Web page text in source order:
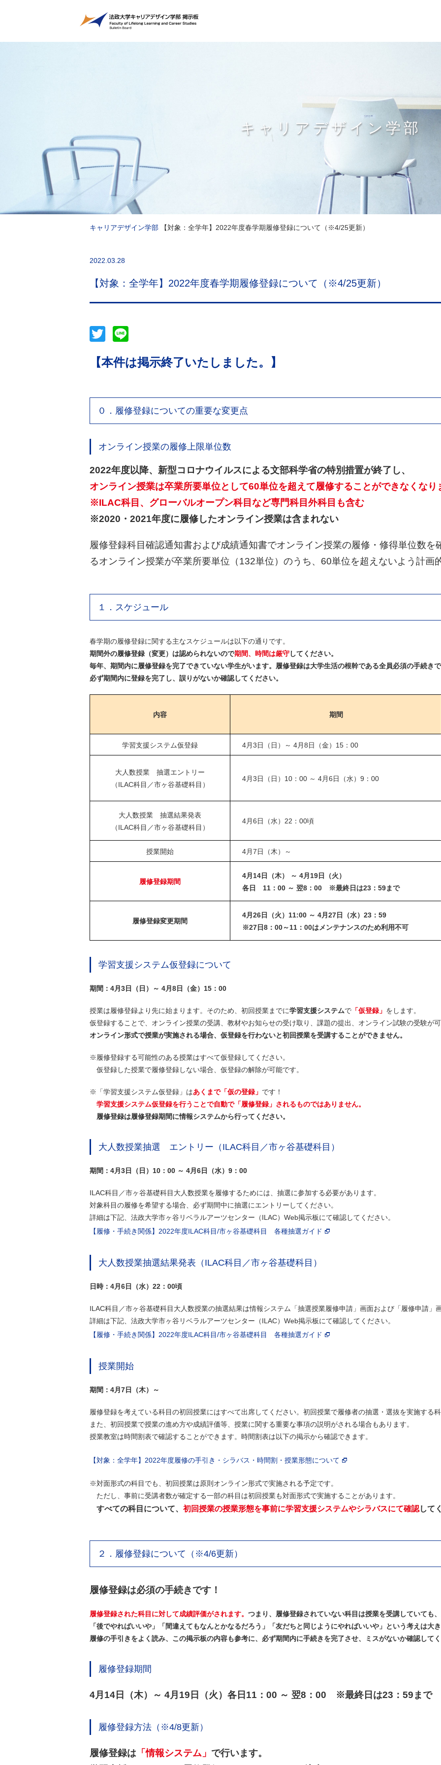
キャリアデザイン学部
キャリアデザイン学部 【対象：全学年】2022年度春学期履修登録について（※4/25更新）
2022.03.28
【対象：全学年】2022年度春学期履修登録について（※4/25更新）
Twitter
【本件は掲示終了いたしました。】
０．履修登録についての重要な変更点
オンライン授業の履修上限単位数
2022年度以降、新型コロナウイルスによる文部科学省の特別措置が終了し、
オンライン授業は卒業所要単位として60単位を超えて履修することができなくなり
※ILAC科目、グローバルオープン科目など専門科目外科目も含む
※2020・2021年度に履修したオンライン授業は含まれない
履修登録科目確認通知書および成績通知書でオンライン授業の履修・修得単位数
るオンライン授業が卒業所要単位（132単位）のうち、60単位を超えないよう計画
１．スケジュール
春学期の履修登録に関する主なスケジュールは以下の通りです。
期間外の履修登録（変更）は認められないので期間、時間は厳守してください。
毎年、期間内に履修登録を完了できていない学生がいます。履修登録は大学生活の根幹である全員必須の手続きで
必ず期間内に登録を完了し、誤りがないか確認してください。
内容 期間
学習支援システム仮登録 4月3日（日）～ 4月8日（金）15：00
大人数授業 抽選エントリー
（ILAC科目／市ヶ谷基礎科目）
4月3日（日）10：00 ～ 4月6日（水）9：00
大人数授業 抽選結果発表
（ILAC科目／市ヶ谷基礎科目）
4月6日（水）22：00頃
授業開始 4月7日（木）～
履修登録期間
4月14日（木） ～ 4月19日（火）
各日 11：00 ～ 翌8：00
※最終日は23：59まで
履修登録変更期間
4月26日（火）11:00 ～ 4月27日（水）23：59
※27日8：00～11：00はメンテナンスのため利用不可
学習支援システム仮登録について
期間：4月3日（日）～ 4月8日（金）15：00
授業は履修登録より先に始まります。そのため、初回授業までに学習支援システムで 「仮登録」 をします。
仮登録することで、オンライン授業の受講、教材やお知らせの受け取り、課題の提出、オンライン試験の受験が可
オンライン形式で授業が実施される場合、仮登録を行わないと初回授業を受講することができません。
※履修登録する可能性のある授業はすべて仮登録してください。
仮登録した授業で履修登録しない場合、仮登録の解除が可能です。
※「学習支援システム仮登録」はあくまで「仮の登録」 です！
学習支援システム仮登録を行うことで自動で「履修登録」されるものではありません。
履修登録は履修登録期間に情報システムから行ってください。
大人数授業抽選 エントリー（ILAC科目／市ヶ谷基礎科目）
期間：4月3日（日）10：00 ～ 4月6日（水）9：00
ILAC科目／市ヶ谷基礎科目大人数授業を履修するためには、抽選に参加する必要があります。
対象科目の履修を希望する場合、必ず期間中に抽選にエントリーしてください。
詳細は下記、法政大学市ヶ谷リベラルアーツセンター（ILAC）Web掲示板にて確認してください。
【履修・手続き関係】2022年度ILAC科目/市ヶ谷基礎科目 各種抽選ガイド
大人数授業抽選結果発表（ILAC科目／市ヶ谷基礎科目）
日時： 4月6日（水）22：00頃
ILAC科目／市ヶ谷基礎科目大人数授業の抽選結果は情報システム「抽選授業履修申請」画面および「履修申請」
詳細は下記、法政大学市ヶ谷リベラルアーツセンター（ILAC）Web掲示板にて確認してください。
【履修・手続き関係】2022年度ILAC科目/市ヶ谷基礎科目 各種抽選ガイド
授業開始
期間：4月7日（木）～
履修登録を考えている科目の初回授業にはすべて出席してください。初回授業で履修者の抽選・選抜を実施する科
また、初回授業で授業の進め方や成績評価等、授業に関する重要な事項の説明がされる場合もあります。
授業教室は時間割表で確認することができます。時間割表は以下の掲示から確認できます。
【対象：全学年】2022年度履修の手引き・シラバス・時間割・授業形態について
※対面形式の科目でも、初回授業は原則オンライン形式で実施される予定です。
ただし、事前に受講者数が確定する一部の科目は初回授業も対面形式で実施することがあります。
すべての科目について、 初回授業の授業形態を事前に学習支援システムやシラバスにて確認して
２．履修登録について （※4/6更新）
履修登録は必須の手続きです！
履修登録された科目に対して成績評価がされます。 つまり、履修登録されていない科目は授業を受講していても
「後でやればいいや」「間違えてもなんとかなるだろう」「友だちと同じようにやればいいや」という考えは大き
履修の手引きをよく読み、この掲示板の内容も参考に、必ず期間内に手続きを完了させ、ミスがないか確認してく
履修登録期間
4月14日（木）～ 4月19日（火）各日11：00 ～ 翌8：00 ※最終日は23：59まで
履修登録方法（※4/8更新）
履修登録は 「情報システム」 で行います。